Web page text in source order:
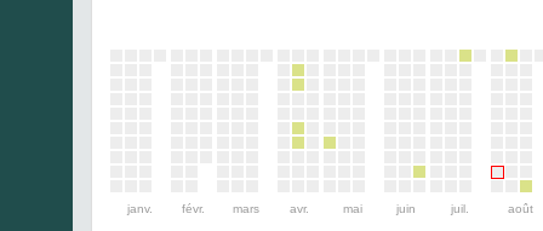
janv. févr. mars avr. mai juin juil. août